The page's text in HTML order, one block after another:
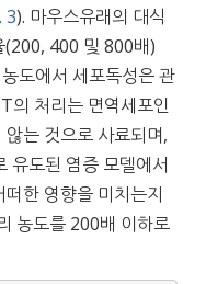
3). 마우스유래의 대식
(200, 400 및 800배)
도에서 세포독성은 관
의 처리는 면역세포인
는 것으로 사료되며,
유도된 염증 모델에서
한 영향을 미치는지
농도를 200배 이하로